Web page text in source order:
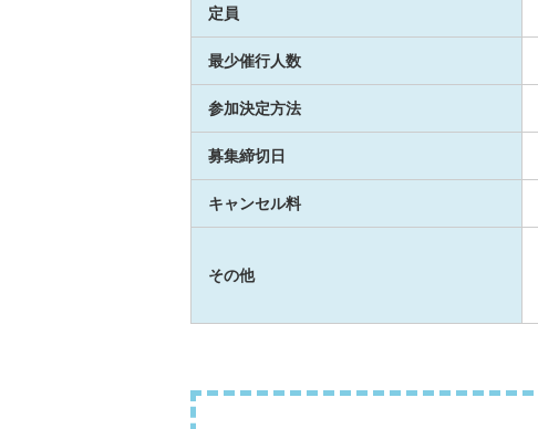
定員
最少催行人数
参加決定方法
募集締切日
キャンセル料
その他